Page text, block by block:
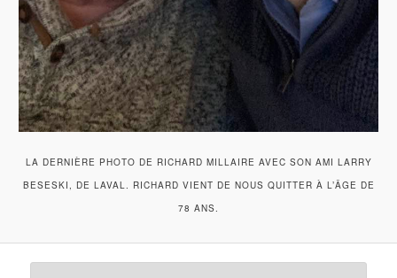
LA DERNIÈRE PHOTO DE RICHARD MILLAIRE AVEC SON AMI LARRY
BESESKI, DE LAVAL. RICHARD VIENT DE NOUS QUITTER À L’ÂGE DE
78 ANS.